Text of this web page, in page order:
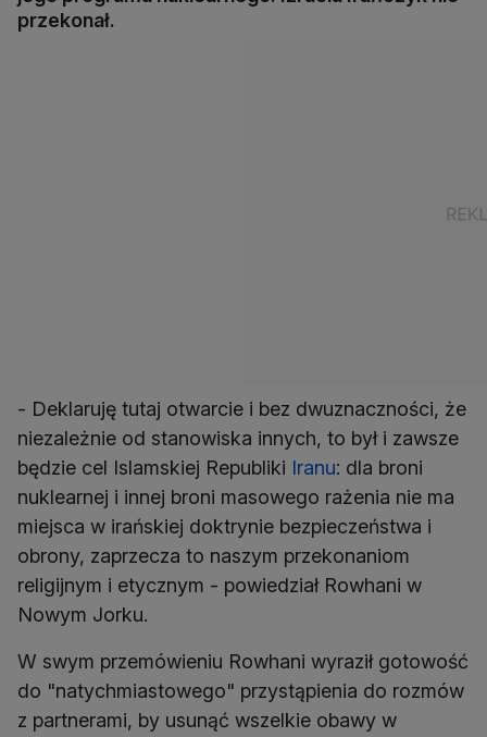
przekonał.
- Deklaruję tutaj otwarcie i bez dwuznaczności, że
niezależnie od stanowiska innych, to był i zawsze
będzie cel Islamskiej Republiki Iranu: dla broni
nuklearnej i innej broni masowego rażenia nie ma
miejsca w irańskiej doktrynie bezpieczeństwa i
obrony, zaprzecza to naszym przekonaniom
religijnym i etycznym - powiedział Rowhani w
Nowym Jorku.
W swym przemówieniu Rowhani wyraził gotowość
do "natychmiastowego" przystąpienia do rozmów
z partnerami, by usunąć wszelkie obawy w